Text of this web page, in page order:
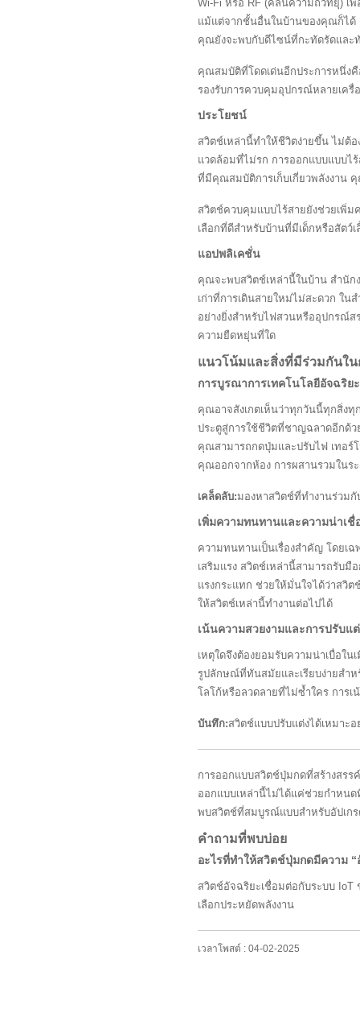
Wi-Fi หรือ RF (คลื่นความถี่วิทยุ) เ
แม้แต่จากชั้นอื่นในบ้านของคุณก็ได้
คุณยังจะพบกับดีไซน์ที่กะทัดรัดและ
คุณสมบัติที่โดดเด่นอีกประการหนึ่งคื
รองรับการควบคุมอุปกรณ์หลายเครื่
ประโยชน์
สวิตช์เหล่านี้ทำให้ชีวิตง่ายขึ้น ไม่ต้
แวดล้อมที่ไม่รก การออกแบบแบบไ
ที่มีคุณสมบัติการเก็บเกี่ยวพลังงาน
สวิตช์ควบคุมแบบไร้สายยังช่วยเพิ่ม
เลือกที่ดีสำหรับบ้านที่มีเด็กหรือสัตว์เ
แอปพลิเคชั่น
คุณจะพบสวิตช์เหล่านี้ในบ้าน สำนัก
เก่าที่การเดินสายใหม่ไม่สะดวก ใ
อย่างยิ่งสำหรับไฟสวนหรืออุปกรณ์ส
ความยืดหยุ่นที่ใด
แนวโน้มและสิ่งที่มีร่วมกันใ
การบูรณาการเทคโนโลยีอัจฉริยะ
คุณอาจสังเกตเห็นว่าทุกวันนี้ทุกสิ่ง
ประตูสู่การใช้ชีวิตที่ชาญฉลาดอีกด้
คุณสามารถกดปุ่มและปรับไฟ เทอร์
คุณออกจากห้อง การผสานรวมใน
เคล็ดลับ:มองหาสวิตช์ที่ทำงานร่วม
เพิ่มความทนทานและความน่าเชื่
ความทนทานเป็นเรื่องสำคัญ โดยเ
เสริมแรง สวิตช์เหล่านี้สามารถรั
แรงกระแทก ช่วยให้มั่นใจได้ว่าสวิ
ให้สวิตช์เหล่านี้ทำงานต่อไปได้
เน้นความสวยงามและการปรับแ
เหตุใดจึงต้องยอมรับความน่าเบื่อ
รูปลักษณ์ที่ทันสมัยและเรียบง่ายสำ
โลโก้หรือลวดลายที่ไม่ซ้ำใคร การ
บันทึก:สวิตช์แบบปรับแต่งได้เหมาะ
การออกแบบสวิตช์ปุ่มกดที่สร้างสร
ออกแบบเหล่านี้ไม่ได้แค่ช่วยกำหน
พบสวิตช์ที่สมบูรณ์แบบสำหรับอัปเก
คำถามที่พบบ่อย
อะไรที่ทำให้สวิตช์ปุ่มกดมีความ “
สวิตช์อัจฉริยะเชื่อมต่อกับระบบ
เลือกประหยัดพลังงาน
เวลาโพสต์ : 04-02-2025